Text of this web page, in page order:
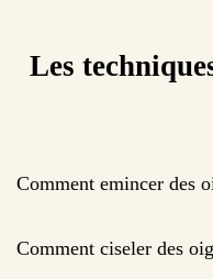
Les
Comment emincer des
Comment ciseler des